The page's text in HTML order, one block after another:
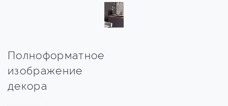
Полноформатное
изображение
декора